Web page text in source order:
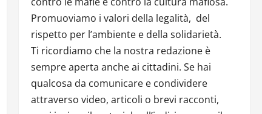
Promuoviamo i valori della legalità, del
rispetto per l’ambiente e della solidarietà.
Ti ricordiamo che la nostra redazione è
sempre aperta anche ai cittadini. Se hai
qualcosa da comunicare e condividere
attraverso video, articoli o brevi racconti,